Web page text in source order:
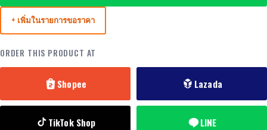
+ เพิ่มในรายการขอราคา
ORDER THIS PRODUCT AT
Shopee Lazada
TikTok Shop LINE